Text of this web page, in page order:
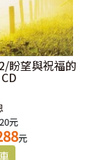
盼望與祝福的
元
元